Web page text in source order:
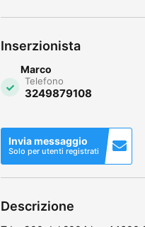
Inserzionista
Marco
Telefono
3249879108
Invia messaggio
Solo per utenti registrati
Descrizione